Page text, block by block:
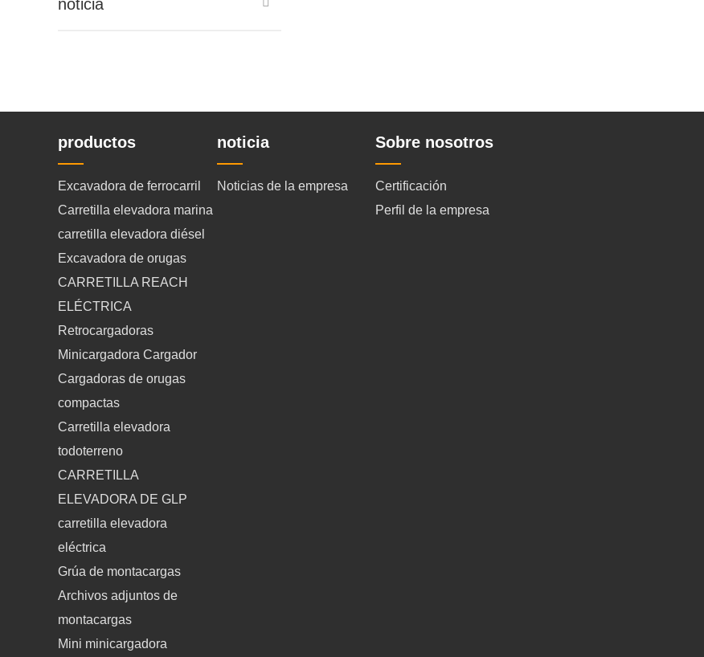
noticia
productos
Excavadora de ferrocarril
Carretilla elevadora marina
carretilla elevadora diésel
Excavadora de orugas
CARRETILLA REACH
ELÉCTRICA
Retrocargadoras
Minicargadora Cargador
Cargadoras de orugas
compactas
Carretilla elevadora
todoterreno
CARRETILLA
ELEVADORA DE GLP
carretilla elevadora
eléctrica
Grúa de montacargas
Archivos adjuntos de
montacargas
Mini minicargadora
noticia
Noticias de la empresa
Sobre nosotros
Certificación
Perfil de la empresa